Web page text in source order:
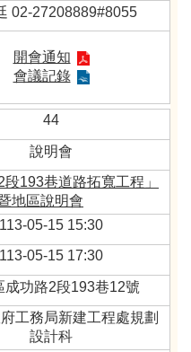
02-27208889#8055
開會通知
會議記錄
44
說明會
段193巷道路拓寬工程」
地區說明會
113-05-15 15:30
113-05-15 17:30
成功路2段193巷12號
工務局新建工程處規劃
設計科